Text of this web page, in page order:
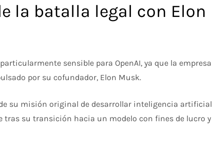
la batalla legal con Elon
sensible para OpenAI, ya que la empresa
por su cofundador, Elon Musk.
su misión original de desarrollar inteligencia artificial
tras su transición hacia un modelo con fines de lucro y